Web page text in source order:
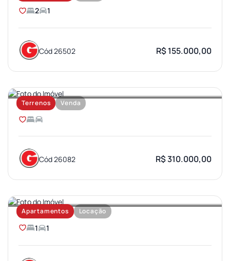
2 1
Cód 26502 R$ 155.000,00
Terrenos Venda
JARDIM OLIMPICO
Cód 26082 R$ 310.000,00
Apartamentos Locação
VILA UNIVERSITARIA
1 1